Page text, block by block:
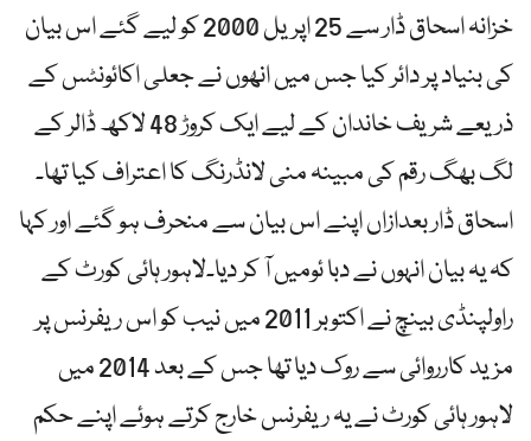
خزانہ اسحاق ڈار سے 25 اپریل 2000 کو لیے گئے اس بیان
کی بنیاد پر دائر کیا جس میں انھوں نے جعلی اکائونٹس کے
ذریعے شریف خاندان کے لیے ایک کروڑ 48 لاکھ ڈالر کے
لگ بھگ رقم کی مبینہ منی لانڈرنگ کا اعتراف کیا تھا۔
اسحاق ڈار بعدازاں اپنے اس بیان سے منحرف ہو گئے اور کہا
کہ یہ بیان انہوں نے دبا ئومیں آ کر دیا۔لاہور ہائی کورٹ کے
راولپنڈی بینچ نے اکتوبر 2011 میں نیب کو اس ریفرنس پر
مزید کارروائی سے روک دیا تھا جس کے بعد 2014 میں
لاہور ہائی کورٹ نے یہ ریفرنس خارج کرتے ہوئے اپنے حکم